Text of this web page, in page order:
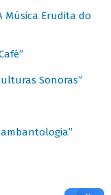
Música Erudita do
Sonoras”